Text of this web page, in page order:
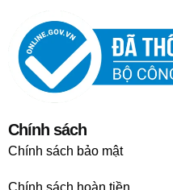
Chính sách
Chính sách bảo mật
Chính sách hoàn tiền